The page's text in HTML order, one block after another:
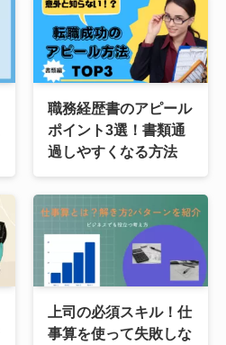
職務経歴書のアピール
ポイント3選！書類通
過しやすくなる方法
上司の必須スキル！仕
事算を使って失敗しな